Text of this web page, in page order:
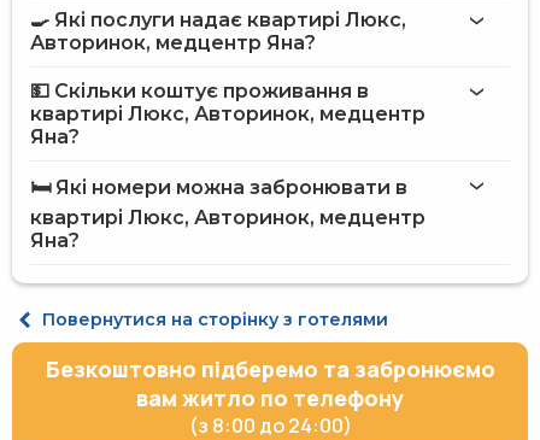
на сайті
🍳 Які послуги надає квартирі Люкс,
Авторинок, медцентр Яна?
Інтернет
Платний трансфер
Дитячий ігровий майданчик
Холодильник
Мікрохвильова піч
Духовка
Кухонне приладдя
Ліфт
💵 Скільки коштує проживання в
квартирі Люкс, Авторинок, медцентр
Яна?
Яна
на сайті Hotels24.ua
🛏️ Які номери можна забронювати в
квартирі Люкс, Авторинок, медцентр
Яна?
Повернутися на сторінку з готелями
Безкоштовно підберемо та забронюємо
вам житло по телефону
(з 8:00 до 24:00)